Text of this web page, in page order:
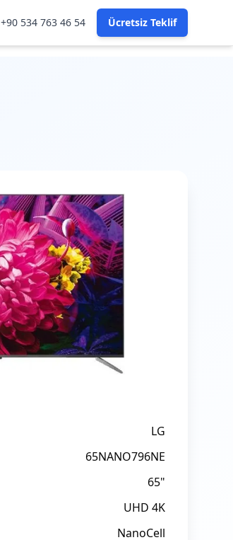
+90 534 763 46 54 Ücretsiz Teklif
LG
65NANO796NE
65"
UHD 4K
NanoCell